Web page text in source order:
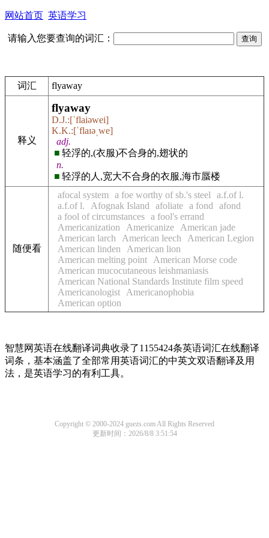
网站首页 英语学习
请输入您要查询的词汇：
词汇 flyaway
释义
flyaway
D.J.:[ˈflaiəwei]
K.K.:[ˈflaɪəˌwe]
adj.
■ 轻浮的,(衣服)不合身的,翅状的
n.
■ 轻浮的人,宽大不合身的衣服,海市蜃楼
随便看
afocal system a foe worthy of sb.'s steel
a.f.of l.
a.f.of l.
Afognak Island afoliate a fond
afond
a fool of circumstances a fool's errand
Americanization
Americanize
American jade
American larch
American leech
American Legion
American linden
American lion
American melting point
American Morse code
American mucocutaneous leishmaniasis
American National Standards Institute film speed
Americanologist
Americanophobia
American option
智慧网英语在线翻译词典收录了1155424条英语词汇在线翻译
词条，基本涵盖了全部常用英语词汇的中英文双语翻译及用
法，是英语学习的有利工具。
Copyright © 2000-2024 guezs.com All Rights Reserved
更新时间：2026/8/8 3:51:54